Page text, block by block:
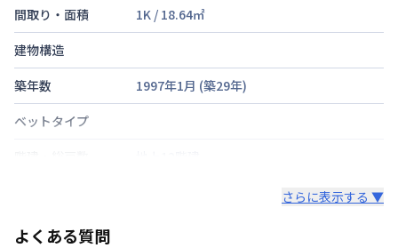
間取り・面積
1K / 18.64㎡
建物構造
築年数
1997年1月 (築29年)
ベットタイプ
部屋の向き
さらに表示する ▼
よくある質問